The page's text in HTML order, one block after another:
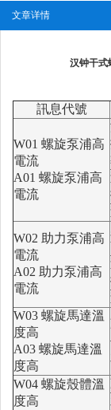
文章详情
汉钟干式
訊息代號
W01 螺旋泵浦高
電流
A01 螺旋泵浦高
電流
W02 助力泵浦高
電流
A02 助力泵浦高
電流
W03 螺旋馬達溫
度高
A03 螺旋馬達溫
度高
W04 螺旋殼體溫
度高